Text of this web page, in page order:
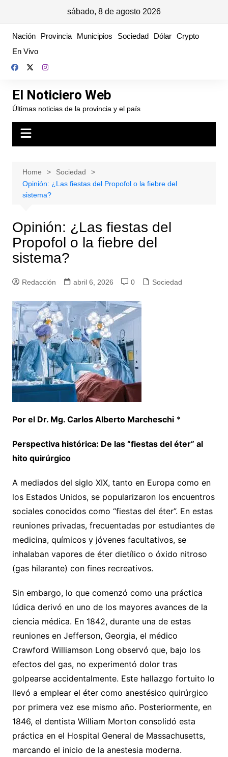
sábado, 8 de agosto 2026
content
Nación Provincia Municipios Sociedad Dólar Crypto
En Vivo
El Noticiero Web
Últimas noticias de la provincia y el país
Home
Sociedad
Opinión: ¿Las fiestas del Propofol o la fiebre del
sistema?
Opinión: ¿Las fiestas del
Propofol o la fiebre del
sistema?
Redacción abril 6, 2026 0 Sociedad
Por el Dr. Mg. Carlos Alberto Marcheschi*
Perspectiva histórica: De las “fiestas del éter” al
hito quirúrgico
A mediados del siglo XIX, tanto en Europa como en
los Estados Unidos, se popularizaron los encuentros
sociales conocidos como “fiestas del éter”. En estas
reuniones privadas, frecuentadas por estudiantes de
medicina, químicos y jóvenes facultativos, se
inhalaban vapores de éter dietílico o óxido nitroso
(gas hilarante) con fines recreativos.
Sin embargo, lo que comenzó como una práctica
lúdica derivó en uno de los mayores avances de la
ciencia médica. En 1842, durante una de estas
reuniones en Jefferson, Georgia, el médico
Crawford Williamson Long observó que, bajo los
efectos del gas, no experimentó dolor tras
golpearse accidentalmente. Este hallazgo fortuito lo
llevó a emplear el éter como anestésico quirúrgico
por primera vez ese mismo año. Posteriormente, en
1846, el dentista William Morton consolidó esta
práctica en el Hospital General de Massachusetts,
marcando el inicio de la anestesia moderna.